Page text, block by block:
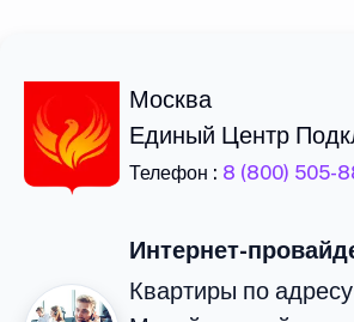
Москва
Единый Центр
Телефон : 8 (800) 505-
Интернет-
Квартиры по